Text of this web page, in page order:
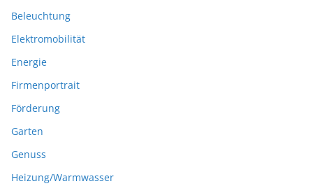
Beleuchtung
Elektromobilität
Energie
Firmenportrait
Förderung
Garten
Genuss
Heizung/Warmwasser